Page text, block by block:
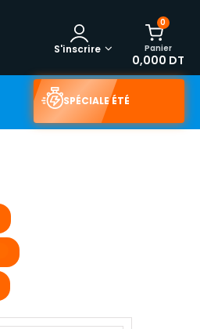
0
Panier
0,000 DT
S'inscrire
SPÉCIALE ÉTÉ